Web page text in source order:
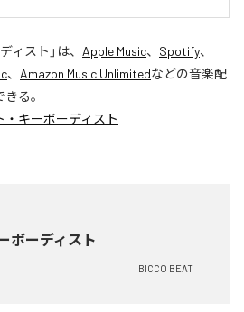
ィスト 」は、 Apple Music、 Spotify、
、 Amazon Music Unlimitedなどの音楽配
る。
・キーボーディスト
ボーディスト
BICCO BEAT